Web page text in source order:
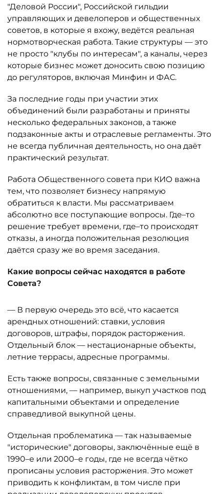
"Деловой России", Российской гильдии
управляющих и девелоперов и общественных
советов, в которые я вхожу, ведётся реальная
нормотворческая работа. Такие структуры — это
не просто "клубы по интересам", а каналы, через
которые бизнес может доносить свою позицию
до регуляторов, включая Минфин и ФАС.
За последние годы при участии этих
объединений были разработаны и приняты
несколько федеральных законов, а также
подзаконные акты и отраслевые регламенты. Это
не всегда публичная деятельность, но она даёт
практический результат.
Работа Общественного совета при КИО важна
тем, что позволяет бизнесу напрямую
обратиться к власти. Мы рассматриваем
абсолютно все поступающие вопросы. Где–то
решение требует времени, где–то происходят
отказы, а иногда положительная резолюция
даётся сразу же во время заседания.
Какие вопросы сейчас находятся в работе
Совета?
— В первую очередь это всё, что касается
арендных отношений: ставки, условия
договоров, штрафы, порядок расторжения.
Отдельный блок — нестационарные объекты,
летние террасы, адресные программы.
Есть также вопросы, связанные с земельными
отношениями, — например, выкуп участков под
капитальными объектами и определение
справедливой выкупной цены.
Отдельная проблематика — так называемые
"исторические" договоры, заключённые ещё в
1990–е или 2000–е годы, где не всегда чётко
прописаны условия расторжения. Это может
приводить к конфликтам, в том числе при